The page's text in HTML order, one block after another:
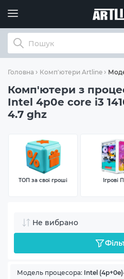
Головна Комп'ютери Artline
Комп'ютери з
Intel 4p0e core i3
4.7 ghz
ТОП за свої гроші Ігрові
Не вибрано
Модель процесора: Intel